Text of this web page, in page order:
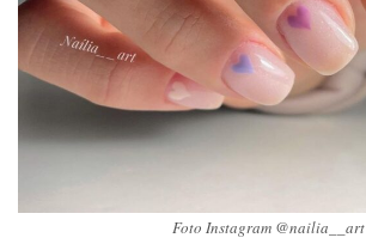
Foto Instagram @nailia__art